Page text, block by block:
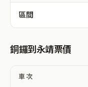
區間
銅鑼到永靖票價
車次